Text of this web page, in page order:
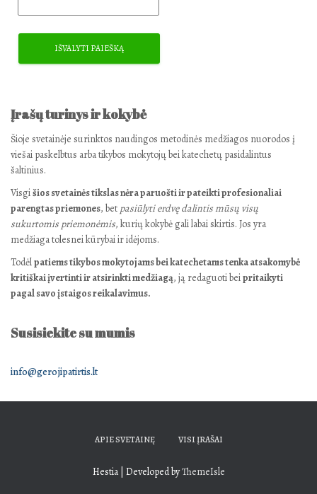
Įrašų turinys ir kokybė
Šioje svetainėje surinktos naudingos metodinės medžiagos nuorodos į
viešai paskelbtus arba tikybos mokytojų bei katechetų pasidalintus
šaltinius.
Visgišios svetainės tikslas nėra paruošti ir pateikti profesionaliai
parengtas priemones, bet pasiūlyti erdvę dalintis mūsų visų
sukurtomis priemonėmis, kurių kokybė gali labai skirtis. Jos yra
medžiaga tolesnei kūrybai ir idėjoms.
Todėlpatiems tikybos mokytojams bei katechetams tenka atsakomybė
kritiškai įvertinti ir atsirinkti medžiagą, ją redaguoti beipritaikyti
pagal savo įstaigos reikalavimus.
Susisiekite su mumis
info@gerojipatirtis.lt
APIE SVETAINĘ VISI ĮRAŠAI
Hestia | Developed byThemeIsle